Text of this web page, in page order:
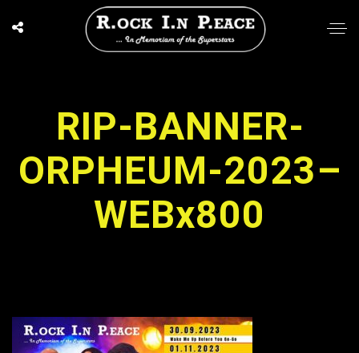
RIP-BANNER-
ORPHEUM-2023–
WEBx800